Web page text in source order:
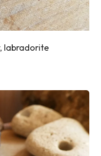
labradorite